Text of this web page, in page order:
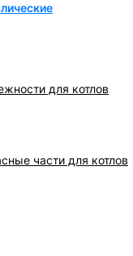
для котлов
части для котлов